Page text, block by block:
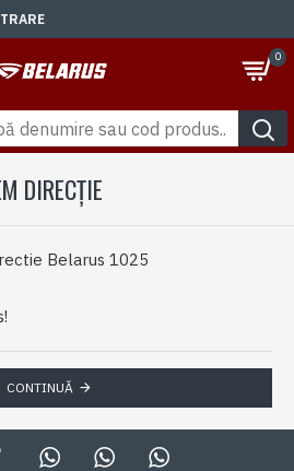
0
DIRECȚIE
Belarus 1025
CONTINUĂ